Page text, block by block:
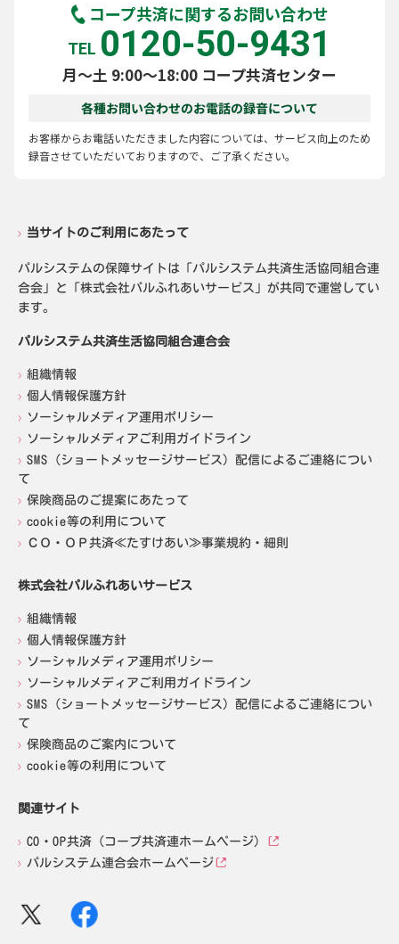
コープ共済に関するお問い合わせ
TEL 0120-50-9431
月～土 9:00～18:00 コープ共済センター
各種お問い合わせのお電話の録音について
お客様からお電話いただきました内容については、サービス向上のため
録音させていただいておりますので、ご了承ください。
当サイトのご利用にあたって
パルシステムの保障サイトは「パルシステム共済生活協同組合連
合会」と「株式会社パルふれあいサービス」が共同で運営してい
ます。
パルシステム共済生活協同組合連合会
組織情報
個人情報保護方針
ソーシャルメディア運用ポリシー
ソーシャルメディアご利用ガイドライン
SMS（ショートメッセージサービス）配信によるご連絡につい
て
保険商品のご提案にあたって
cookie等の利用について
ＣＯ・ＯＰ共済≪たすけあい≫事業規約・細則
株式会社パルふれあいサービス
組織情報
個人情報保護方針
ソーシャルメディア運用ポリシー
ソーシャルメディアご利用ガイドライン
SMS（ショートメッセージサービス）配信によるご連絡につい
て
保険商品のご案内について
cookie等の利用について
関連サイト
CO・OP共済（コープ共済連ホームページ）
パルシステム連合会ホームページ